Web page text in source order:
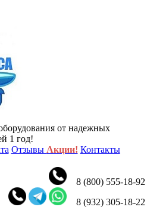
от надежных
1 год!
Отзывы Акции! Контакты
8 (800) 555-18-92
8 (932) 305-18-22